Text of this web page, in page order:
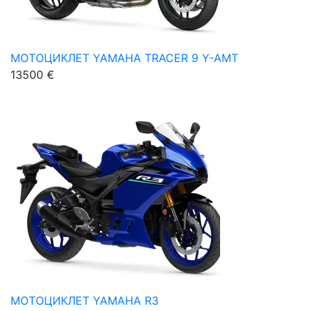
МОТОЦИКЛЕТ YAMAHA TRACER 9 Y-AMT
13500 €
МОТОЦИКЛЕТ YAMAHA R3